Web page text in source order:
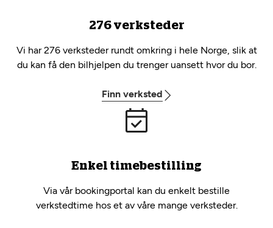
276 verksteder
Vi har 276 verksteder rundt omkring i hele Norge, slik at
du kan få den bilhjelpen du trenger uansett hvor du bor.
Finn verksted
Enkel timebestilling
Via vår bookingportal kan du enkelt bestille
verkstedtime hos et av våre mange verksteder.